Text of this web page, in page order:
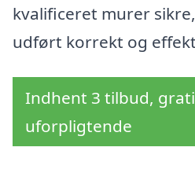
kvalificeret murer
udført korrekt og
Indhent 3 tilbud,
uforpligtende